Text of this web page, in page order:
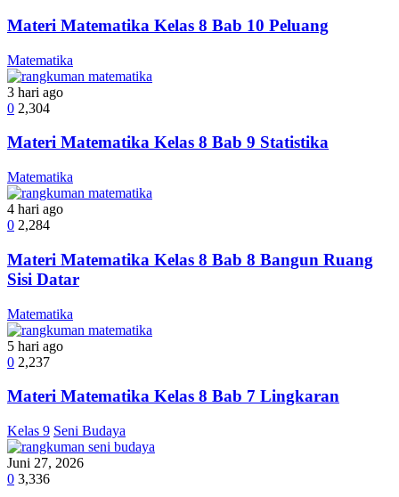
Materi Matematika Kelas 8 Bab 10 Peluang
Matematika
3 hari ago
0 2,304
Materi Matematika Kelas 8 Bab 9 Statistika
Matematika
4 hari ago
0 2,284
Materi Matematika Kelas 8 Bab 8 Bangun Ruang
Sisi Datar
Matematika
5 hari ago
0 2,237
Materi Matematika Kelas 8 Bab 7 Lingkaran
Kelas 9 Seni Budaya
Juni 27, 2026
0 3,336